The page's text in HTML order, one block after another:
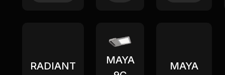
RADIANT
MAYA
MAYA